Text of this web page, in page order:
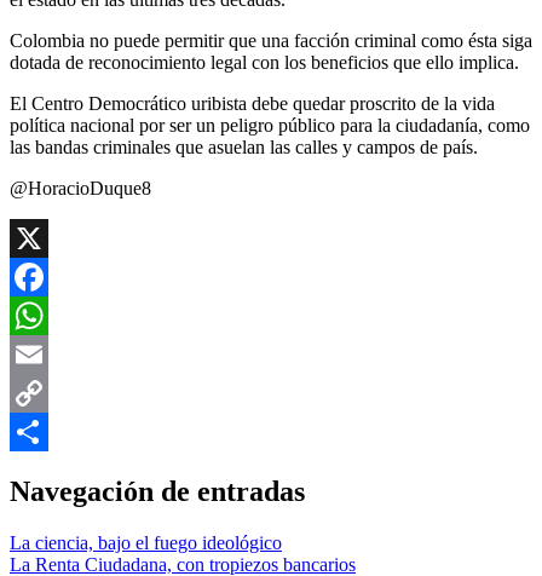
Colombia no puede permitir que una facción criminal como ésta siga
dotada de reconocimiento legal con los beneficios que ello implica.
El Centro Democrático uribista debe quedar proscrito de la vida
política nacional por ser un peligro público para la ciudadanía, como
las bandas criminales que asuelan las calles y campos de país.
@HoracioDuque8
X
Facebook
WhatsApp
Email
Copy
Navegación de entradas
La ciencia, bajo el fuego ideológico
La Renta Ciudadana, con tropiezos bancarios